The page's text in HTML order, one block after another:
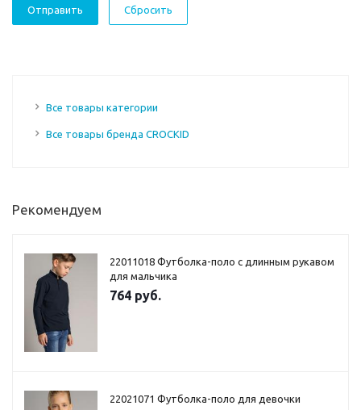
Сбросить
Все товары категории
Все товары бренда CROCKID
Рекомендуем
22011018 Футболка-поло с длинным рукавом
для мальчика
764 руб.
22021071 Футболка-поло для девочки